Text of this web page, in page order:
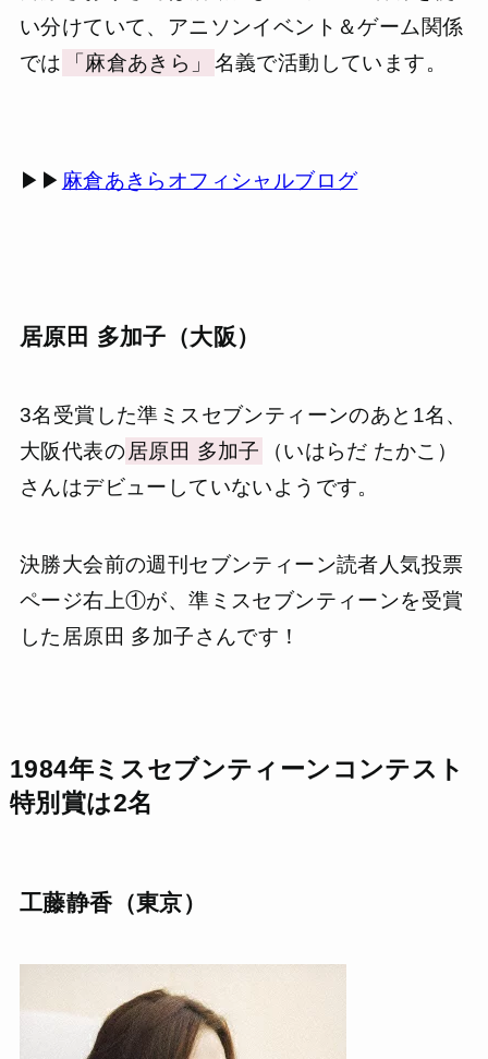
い分けていて、アニソンイベント＆ゲーム関係
では
「麻倉あきら」 名義で活動しています。
▶▶ 麻倉あきらオフィシャルブログ
居原田 多加子（大阪）
3名受賞した準ミスセブンティーンのあと1名、
大阪代表の居原田 多加子
（いはらだ たかこ）
さんはデビューしていないようです。
決勝大会前の週刊セブンティーン読者人気投票
ページ右上①が、準ミスセブンティーンを受賞
した居原田 多加子さんです！
1984年ミスセブンティーンコンテスト
特別賞は2名
工藤静香（東京）